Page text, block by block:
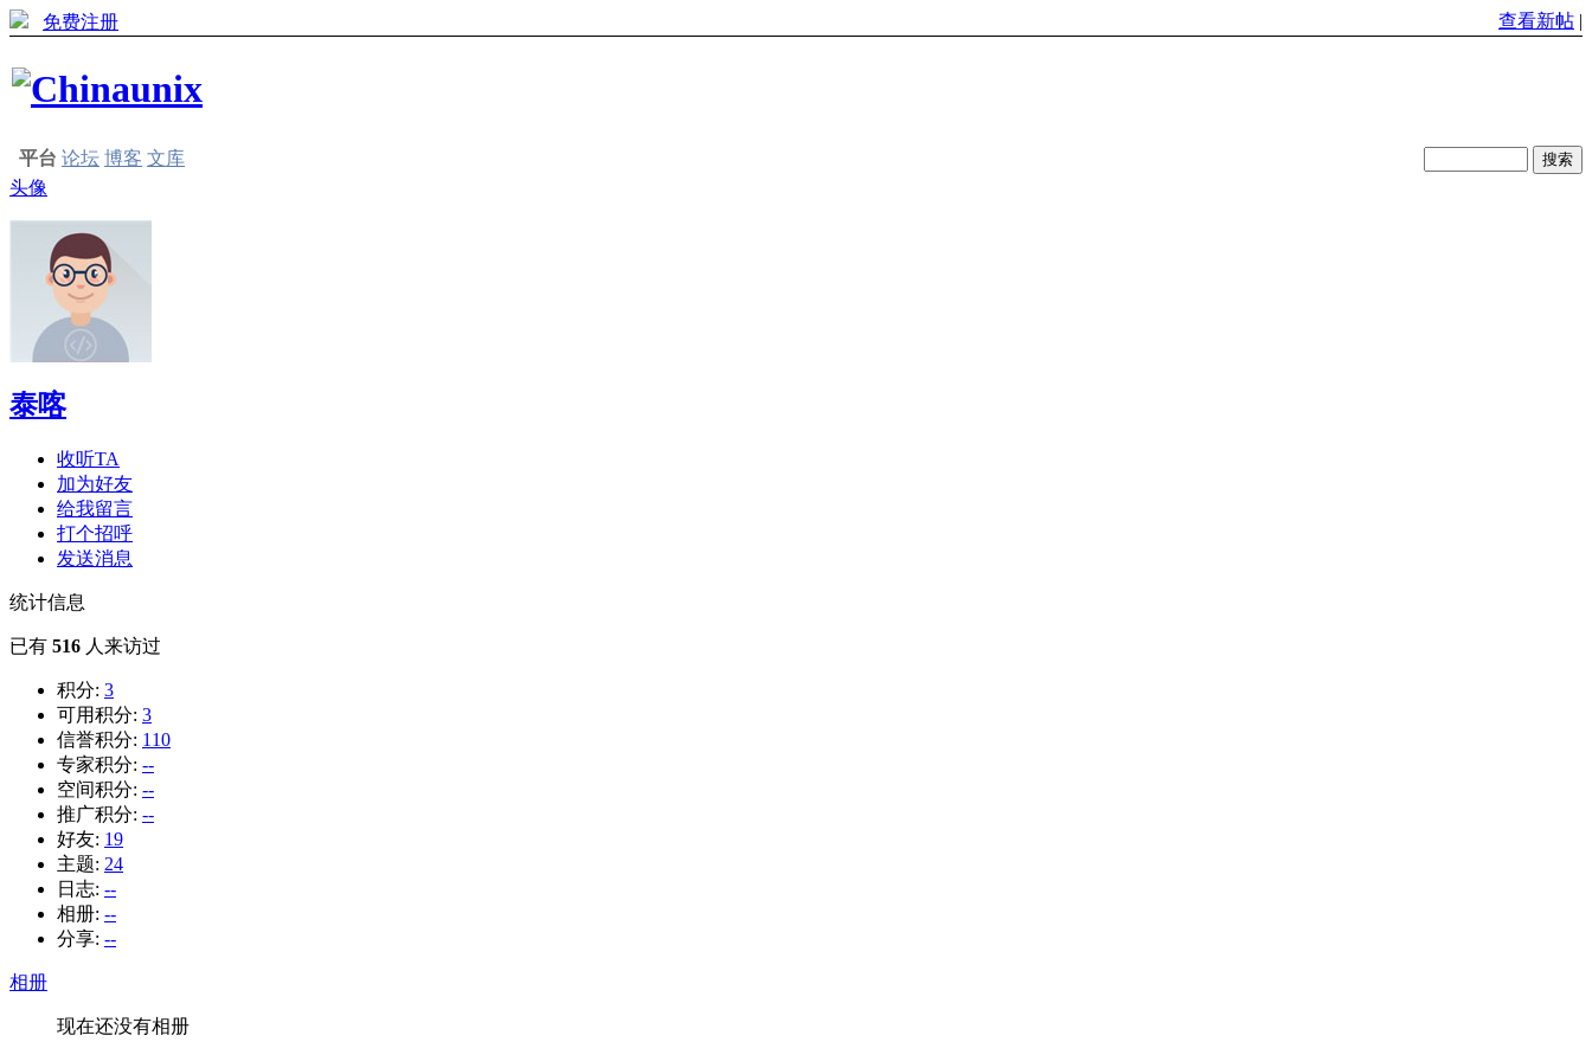
免费注册 查看新帖 |
平台 论坛 博客 文库
头像
泰喀
收听TA
加为好友
给我留言
打个招呼
发送消息
统计信息
已有 516 人来访过
积分: 3
可用积分: 3
信誉积分: 110
专家积分: --
空间积分: --
推广积分: --
好友: 19
主题: 24
日志: --
相册: --
分享: --
相册
现在还没有相册